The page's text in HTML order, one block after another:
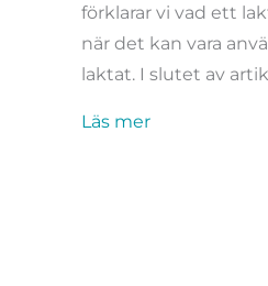
förklarar vi vad ett
när det kan vara
laktat. I slutet av
Läs merabout Så gör